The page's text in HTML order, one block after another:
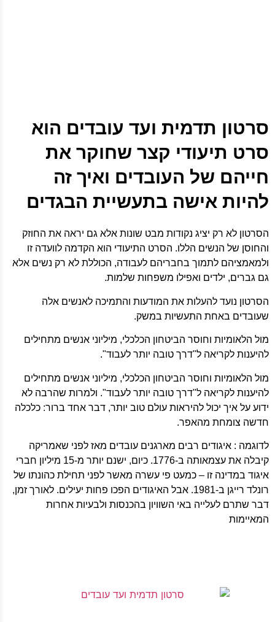
סרטון תדמית ועד עובדים הוא
סרט תיעודי קצר שחוקר את
חייהם של העובדים ואיך זה
להיות אישה בתעשיית הבגדים
הסרטון לא רק יציג נקודות מבט שונות אלא גם יראה את החוזק
והחוסן של הנשים הללו. הסרט התיעודי הוא הקדמה לוועדה זו
ולמאמציהם לתמוך בחבריהם לעבודה, הכוללת לא רק נשים אלא
גם גברים, ילדים ואפילו משפחות שלמות.
הסרטון נועד להעלות את המודעות והתמיכה לאנשים אלה
שעובדים באחת התעשיות במשק.
מול הלאומיות וחוסר הביטחון הכלכלי, מיליוני אנשים מתחילים
להיענות לקריאה ל"דרך טובה יותר לעבוד".
מול הלאומיות וחוסר הביטחון הכלכלי, מיליוני אנשים מתחילים
להיענות לקריאה ל"דרך טובה יותר לעבוד". ולמרות שהרבה לא
ידוע על איך יכול להיראות עולם טוב יותר, דבר אחד ברור: כלכלה
חדשה צומחת מהאפר.
לדוגמה : איגודים רבים מארגנים עובדים מאז לפני שאמריקה
קיבלה את עצמאותה ב-1776. כיום, ישנם יותר מ-15 מיליון חברי
איגוד במדינה זו – כמעט פי עשרה מאשר לפני תחילת כהונתו של
רונלד רייגן ב-1981. אבל האיגודים הפכו פחות יעילים. לאורך זמן,
דבר שתרם לעלייה באי השוויון בהכנסות ולבעיות אחרות
המאיימות